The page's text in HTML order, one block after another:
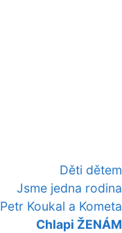
Děti dětem
Jsme jedna rodina
Petr Koukal a Kometa
Chlapi ŽENÁM